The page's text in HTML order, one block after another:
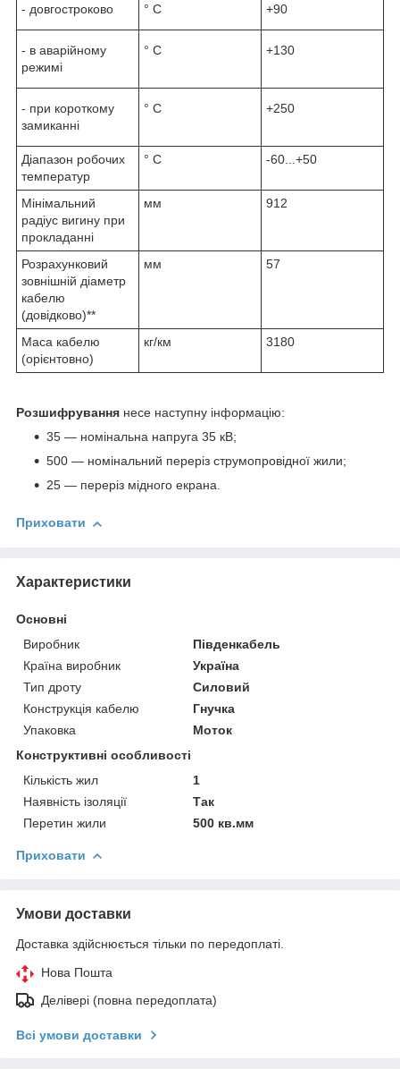
- довгостроково ° С +90
- в аварійному
режимі
° С +130
- при короткому
замиканні
° С +250
Діапазон робочих
температур
° С -60...+50
Мінімальний
радіус вигину при
прокладанні
мм 912
Розрахунковий
зовнішній діаметр
кабелю
(довідково)**
мм 57
Маса кабелю
(орієнтовно)
кг/км 3180
Розшифрування несе наступну інформацію:
35 — номінальна напруга 35 кВ;
500 — номінальний переріз струмопровідної жили;
25 — переріз мідного екрана.
Приховати
Характеристики
Основні
Виробник
Південкабель
Країна виробник
Україна
Тип дроту
Силовий
Конструкція кабелю
Гнучка
Упаковка
Моток
Конструктивні особливості
Кількість жил
1
Наявність ізоляції
Так
Перетин жили
500 кв.мм
Приховати
Умови доставки
Доставка здійснюється тільки по передоплаті.
Нова Пошта
Делівері (повна передоплата)
Всі умови доставки